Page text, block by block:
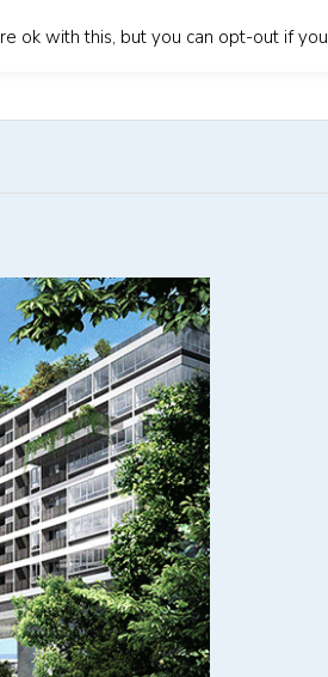
ok with this, but you can opt-out if